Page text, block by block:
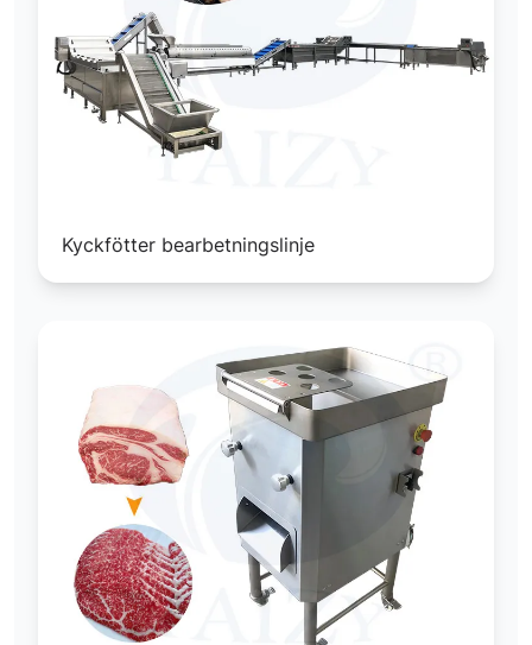
Kyckfötter bearbetningslinje